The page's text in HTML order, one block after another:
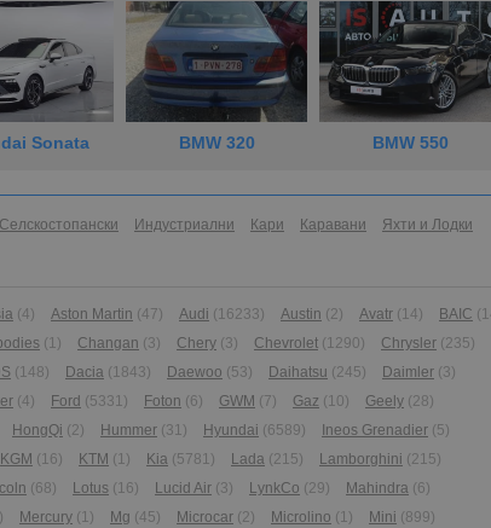
Sonata BMW 320 BMW 550
Селскостопански Индустриални Кари Каравани
Яхти и Лодки
(4) Aston Martin (47) Audi (16233) Austin (2) Avatr (14) BAIC
(1) Changan (3) Chery (3) Chevrolet (1290) Chrysler (235)
(148) Dacia (1843) Daewoo (53) Daihatsu (245) Daimler (3)
(4) Ford (5331) Foton (6) GWM (7) Gaz (10) Geely (28)
HongQi (2) Hummer (31) Hyundai (6589) Ineos Grenadier (5)
KGM (16) KTM (1) Kia (5781) Lada (215) Lamborghini (215)
(68) Lotus (16) Lucid Air (3) LynkCo (29) Mahindra (6)
Mercury (1) Mg (45) Microcar (2) Microlino (1) Mini (899)